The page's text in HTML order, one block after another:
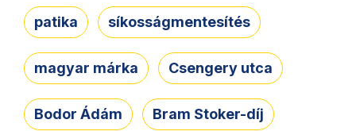
patika síkosságmentesítés
magyar márka Csengery utca
Bodor Ádám Bram Stoker-díj